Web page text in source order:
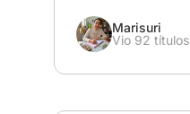
Marisuri
Vio 92 títulos